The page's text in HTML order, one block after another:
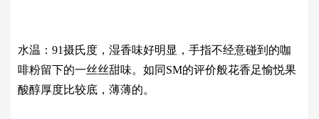
水温：91摄氏度，湿香味好明显，手指不经意碰到的咖
啡粉留下的一丝丝甜味。如同SM的评价般花香足愉悦果
酸醇厚度比较底，薄薄的。